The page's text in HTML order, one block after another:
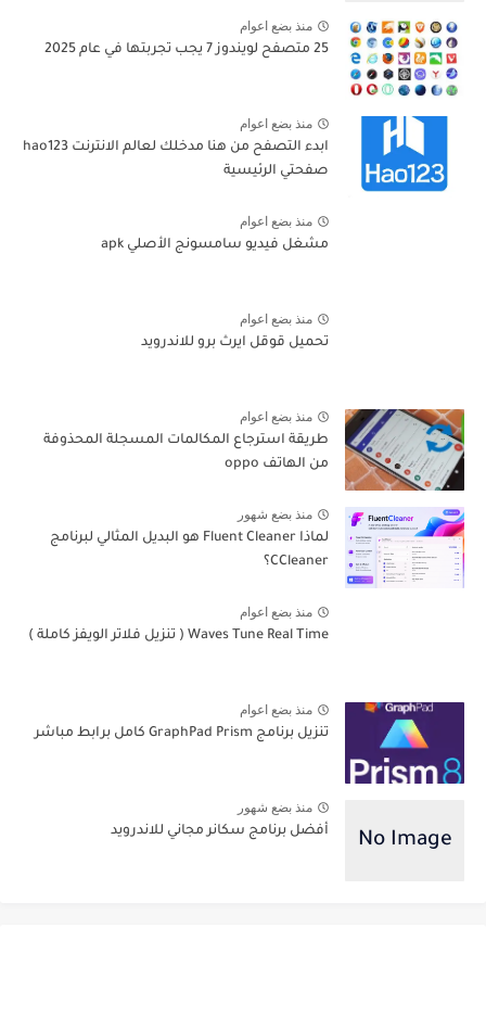
منذ بضع اعوام
25 متصفح لويندوز 7 يجب تجربتها في عام 2025
منذ بضع اعوام
ابدء التصفح من هنا مدخلك لعالم الانترنت hao123
صفحتي الرئيسية
منذ بضع اعوام
مشغل فيديو سامسونج الأصلي apk
منذ بضع اعوام
تحميل قوقل ايرث برو للاندرويد
منذ بضع اعوام
طريقة استرجاع المكالمات المسجلة المحذوفة
من الهاتف oppo
منذ بضع شهور
لماذا Fluent Cleaner هو البديل المثالي لبرنامج
CCleaner؟
منذ بضع اعوام
Waves Tune Real Time ( تنزيل فلاتر الويفز كاملة )
منذ بضع اعوام
تنزيل برنامج GraphPad Prism كامل برابط مباشر
منذ بضع شهور
أفضل برنامج سكانر مجاني للاندرويد